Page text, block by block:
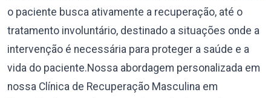
o paciente busca ativamente a recuperação, até o
tratamento involuntário, destinado a situações onde a
intervenção é necessária para proteger a saúde e a
vida do paciente.Nossa abordagem personalizada em
nossa Clínica de Recuperação Masculina em